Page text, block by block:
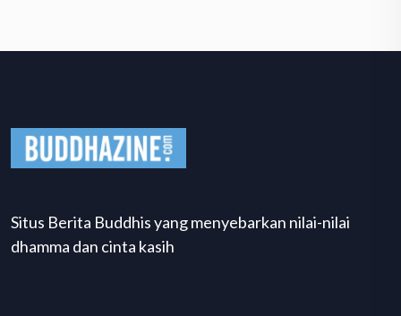
Situs Berita Buddhis yang menyebarkan nilai-nilai
dhamma dan cinta kasih